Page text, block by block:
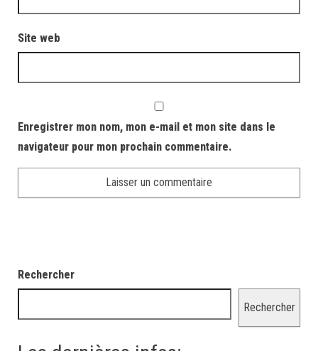
Site web
Enregistrer mon nom, mon e-mail et mon site dans le
navigateur pour mon prochain commentaire.
Rechercher
Rechercher